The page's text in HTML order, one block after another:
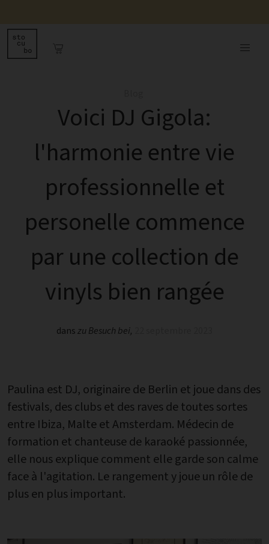
Voici DJ Gigola:
l'harmonie entre vie
professionnelle et
personelle commence
par une collection de
vinyls bien rangée
danszu Besuch bei,
Paulina est DJ, originaire de Berlin et joue dans des
festivals, des clubs et des raves de toutes sortes
entre Ibiza, Malte et Amsterdam. Médecin de
formation et chanteuse de karaoké passionnée,
elle nous explique comment elle garde son calme
face à l'agitation. Le rangement y joue un rôle de
plus en plus important.